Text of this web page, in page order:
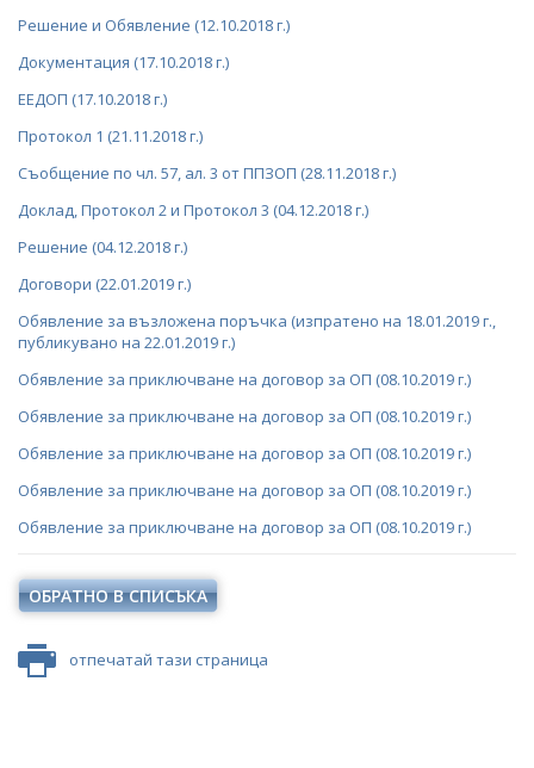
Решение и Обявление (12.10.2018 г.)
Документация (17.10.2018 г.)
ЕЕДОП (17.10.2018 г.)
Протокол 1 (21.11.2018 г.)
Съобщение по чл. 57, ал. 3 от ППЗОП (28.11.2018 г.)
Доклад, Протокол 2 и Протокол 3 (04.12.2018 г.)
Решение (04.12.2018 г.)
Договори (22.01.2019 г.)
Обявление за възложена поръчка (изпратено на 18.01.2019 г.,
публикувано на 22.01.2019 г.)
Обявление за приключване на договор за ОП (08.10.2019 г.)
Обявление за приключване на договор за ОП (08.10.2019 г.)
Обявление за приключване на договор за ОП (08.10.2019 г.)
Обявление за приключване на договор за ОП (08.10.2019 г.)
Обявление за приключване на договор за ОП (08.10.2019 г.)
ОБРАТНО В СПИСЪКА
отпечатай тази страница